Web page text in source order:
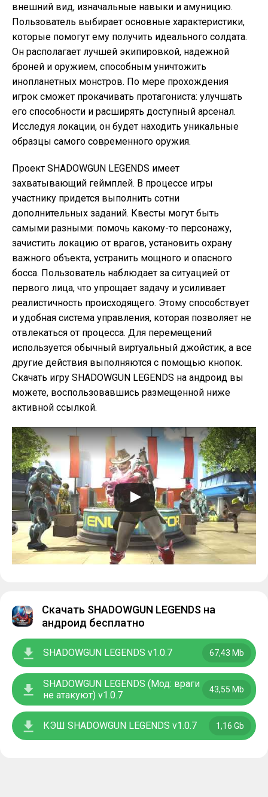
внешний вид, изначальные навыки и амуницию.
Пользователь выбирает основные характеристики,
которые помогут ему получить идеального солдата.
Он располагает лучшей экипировкой, надежной
броней и оружием, способным уничтожить
инопланетных монстров. По мере прохождения
игрок сможет прокачивать протагониста: улучшать
его способности и расширять доступный арсенал.
Исследуя локации, он будет находить уникальные
образцы самого современного оружия.
Проект SHADOWGUN LEGENDS имеет
захватывающий геймплей. В процессе игры
участнику придется выполнить сотни
дополнительных заданий. Квесты могут быть
самыми разными: помочь какому-то персонажу,
зачистить локацию от врагов, установить охрану
важного объекта, устранить мощного и опасного
босса. Пользователь наблюдает за ситуацией от
первого лица, что упрощает задачу и усиливает
реалистичность происходящего. Этому способствует
и удобная система управления, которая позволяет не
отвлекаться от процесса. Для перемещений
используется обычный виртуальный джойстик, а все
другие действия выполняются с помощью кнопок.
Скачать игру SHADOWGUN LEGENDS на андроид вы
можете, воспользовавшись размещенной ниже
активной ссылкой.
Скачать SHADOWGUN LEGENDS на
андроид бесплатно
SHADOWGUN LEGENDS v1.0.7 67,43 Mb
SHADOWGUN LEGENDS (Мод: враги
не атакуют) v1.0.7
43,55 Mb
КЭШ SHADOWGUN LEGENDS v1.0.7 1,16 Gb